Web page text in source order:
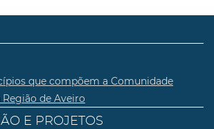
que compõem a Comunidade
de Aveiro
E PROJETOS